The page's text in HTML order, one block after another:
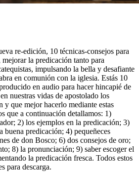
re-edición, 10 técnicas-consejos para
la predicación tanto para
impulsando la bella y desafiante
en comunión con la iglesia. Estás 10
en audio para hacer hincapié de
nuestras vidas de apostolado los
y que mejor hacerlo mediante estas
que a continuación detallamos: 1)
2) los ejemplos en la predicación; 3)
buena predicación; 4) pequeñeces
de don Bosco; 6) dos consejos de oro;
8) la pronunciación; 9) saber escoger el
la predicación fresca. Todos estos
para descarga.